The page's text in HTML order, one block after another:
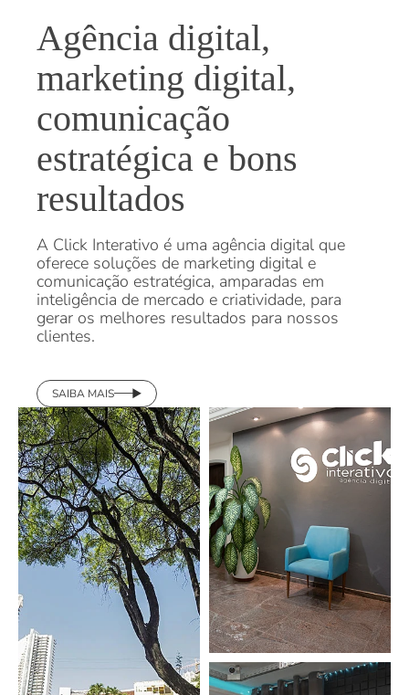
marketing digital,
comunicação
estratégica e bons
resultados
A Click Interativo é uma agência digital que
comunicação estratégica, amparadas em
inteligência de mercado e criatividade, para
gerar os melhores resultados para nossos
clientes.